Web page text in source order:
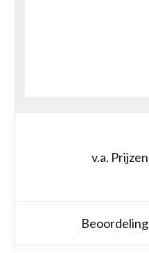
v.a. Prijzen
Beoordeling